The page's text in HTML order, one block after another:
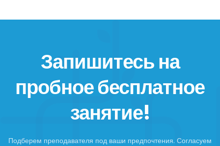
Запишитесь на
пробное бесплатное
занятие!
Подберем преподавателя под ваши предпочтения. Согласуем